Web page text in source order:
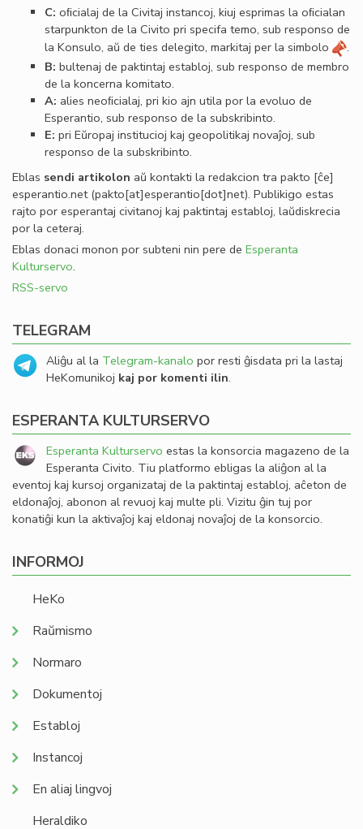
C: oﬁcialaj de la Civitaj instancoj, kiuj esprimas la oﬁcialan
starpunkton de la Civito pri specifa temo, sub responso de
la Konsulo, aŭ de ties delegito, markitaj per la simbolo
.
B: bultenaj de paktintaj establoj, sub responso de membro
de la koncerna komitato.
A: alies neoﬁcialaj, pri kio ajn utila por la evoluo de
Esperantio, sub responso de la subskribinto.
E: pri Eŭropaj institucioj kaj geopolitikaj novaĵoj, sub
responso de la subskribinto.
Eblas sendi artikolon aŭ kontakti la redakcion tra pakto [ĉe]
esperantio.net(pakto[at]esperantio[dot]net). Publikigo estas
rajto por esperantaj civitanoj kaj paktintaj establoj, laŭdiskrecia
por la ceteraj.
Eblas donaci monon por subteni nin pere de Esperanta
Kulturservo.
RSS-servo
TELEGRAM
Aliĝu al la Telegram-kanalo por resti ĝisdata pri la lastaj
HeKomunikoj kaj por komenti ilin.
ESPERANTA KULTURSERVO
Esperanta Kulturservo estas la konsorcia magazeno de la
Esperanta Civito. Tiu platformo ebligas la aliĝon al la
eventoj kaj kursoj organizataj de la paktintaj establoj, aĉeton de
eldonaĵoj, abonon al revuoj kaj multe pli. Vizitu ĝin tuj por
konatiĝi kun la aktivaĵoj kaj eldonaj novaĵoj de la konsorcio.
INFORMOJ
HeKo
Raŭmismo
Normaro
Dokumentoj
Establoj
Instancoj
En aliaj lingvoj
Heraldiko